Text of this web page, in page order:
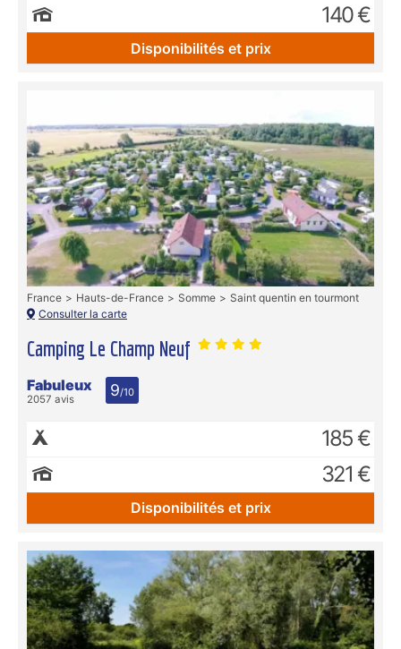
140 €
Disponibilités et prix
Camping Le Champ Neuf
France Hauts-de-France Somme
Saint quentin en tourmont
Consulter la carte
Fabuleux
2057 avis 9/10
185 €
321 €
Disponibilités et prix